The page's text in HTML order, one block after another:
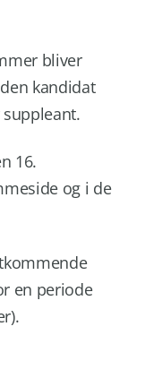
bliver
kandidat
16.
og i de
en periode